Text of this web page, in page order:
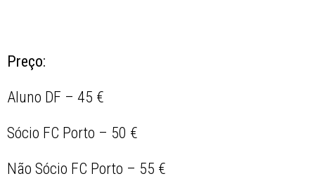
Preço:
Aluno DF – 45 €
Sócio FC Porto – 50 €
Não Sócio FC Porto – 55 €